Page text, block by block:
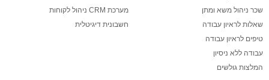
שכר ניהול משא ומתן
שאלות לראיון עבודה
טיפים לראיון עבודה
עבודה ללא ניסיון
המלצות גולשים
מערכת CRM ניהול לקוחות
חשבונית דיגיטלית